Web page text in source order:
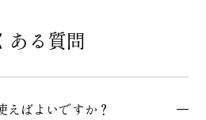
ある質問
えばよいですか？